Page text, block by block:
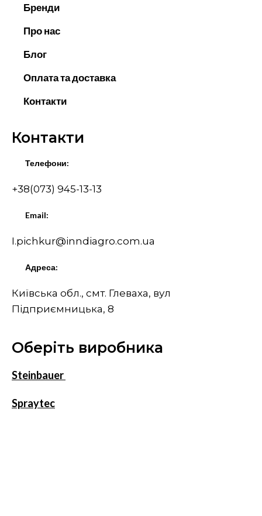
Бренди
Про нас
Блог
Оплата та доставка
Контакти
Контакти
Телефони:
+38(073) 945-13-13
Email:
I.pichkur@inndiagro.com.ua
Адреса:
Київська обл., смт. Глеваха, вул
Підприємницька, 8
Оберіть виробника
Steinbauer
Spraytec